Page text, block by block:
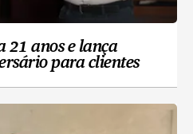
21 anos e lança
para clientes